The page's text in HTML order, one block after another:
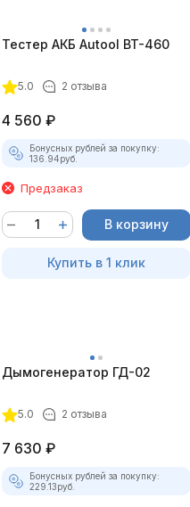
Тестер АКБ Autool BT-460
5.0 2 отзыва
4 560 ₽
Бонусных рублей за покупку:
136.94руб.
Предзаказ
В корзину
Купить в 1 клик
Дымогенератор ГД-02
5.0 2 отзыва
7 630 ₽
Бонусных рублей за покупку:
229.13руб.